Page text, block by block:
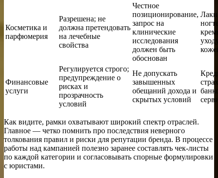
Косметика и
парфюмерия
Разрешена; не
должна претендовать
на лечебные
свойства
Честное
позиционирование,
запрос на
клинические
исследования
должен быть
обоснован
Финансовые
услуги
Регулируется строго;
предупреждение о
рисках и
прозрачность
условий
Не допускать
завышенных
обещаний дохода и
скрытых условий
Как видите, рамки охватывают широкий спектр отраслей.
Главное — четко помнить про последствия неверного
толкования правил и риски для репутации бренда. В процессе
работы над кампанией полезно заранее составлять чек-листы
по каждой категории и согласовывать спорные формулировки
с юристами.